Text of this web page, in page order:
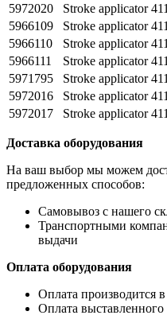
5972020
Stroke applicator
5966109
Stroke applicator
5966110
Stroke applicator
5966111
Stroke applicator
5971795
Stroke applicator
5972016
Stroke applicator
5972017
Stroke applicator
Доставка оборудования
На ваш выбор мы можем
предложенных способов:
Самовывоз с нашего
Транспортными
выдачи
Оплата оборудования
Оплата производится
Оплата